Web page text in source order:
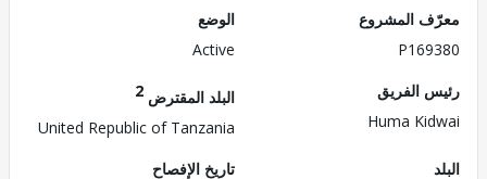
المشروع
الفريق
Huma
البلد المقترض
United Republic of Tanzania
تاريخ الإفصاح